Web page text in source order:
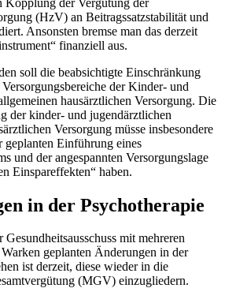
(HzV) an Beitragssatzstabilität und
Ansonsten bremse man das derzeit
finanziell aus.
soll die beabsichtigte Einschränkung
der Kinder- und
hausärztlichen Versorgung. Die
der kinder- und jugendärztlichen
Versorgung müsse insbesondere
Einführung eines
und der angespannten Versorgungslage
Einspareffekten“ haben.
in der Psychotherapie
mit mehreren
geplanten Änderungen in der
ist derzeit, diese wieder in die
(MGV) einzugliedern.